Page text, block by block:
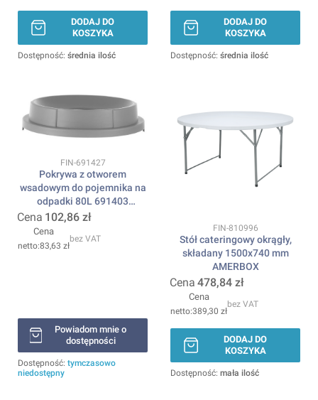
DODAJ DO
KOSZYKA
Dostępność: średnia ilość
DODAJ DO
KOSZYKA
Dostępność: średnia ilość
Kod produktu
FIN-691427
Pokrywa z otworem
wsadowym do pojemnika na
odpadki 80L 691403
AMERBOX
Cena 102,86 zł
Cena
83,63 zł
bez VAT
Powiadom mnie o
dostępności
Dostępność: tymczasowo
niedostępny
Kod produktu
FIN-810996
Stół cateringowy okrągły,
składany 1500x740 mm
AMERBOX
Cena 478,84 zł
Cena
389,30 zł
bez VAT
DODAJ DO
KOSZYKA
Dostępność: mała ilość